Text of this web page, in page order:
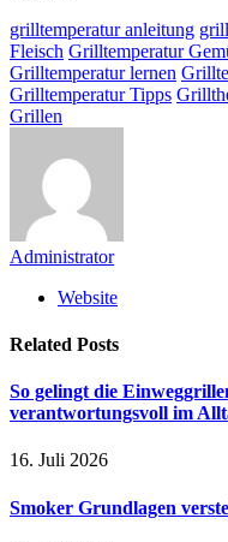
grilltemperatur anleitung
Fleisch Grilltemperatur
Grilltemperatur lernen
Grilltemperatur Tipps
Grillen
Administrator
Website
Related Posts
So gelingt die
verantwortungsvoll im
16. Juli 2026
Smoker Grundlagen